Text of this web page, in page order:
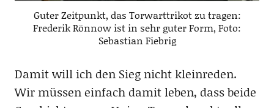
Guter Zeitpunkt, das Torwarttrikot zu tragen:
Frederik Rönnow ist in sehr guter Form, Foto:
Sebastian Fiebrig
Damit will ich den Sieg nicht kleinreden.
Wir müssen einfach damit leben, dass beide